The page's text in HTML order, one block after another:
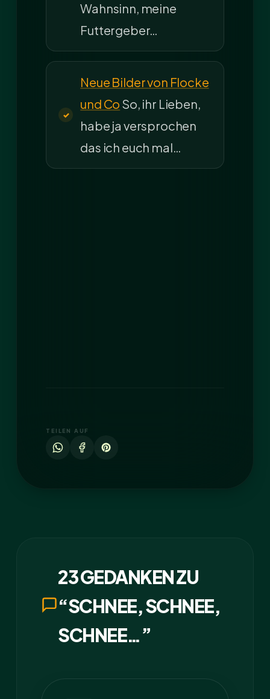
Wahnsinn, meine
Futtergeber…
Neue Bilder von Flocke
und Co So, ihr Lieben,
habe ja versprochen
das ich euch mal…
TEILEN AUF
23 GEDANKEN ZU
“SCHNEE, SCHNEE,
SCHNEE…”